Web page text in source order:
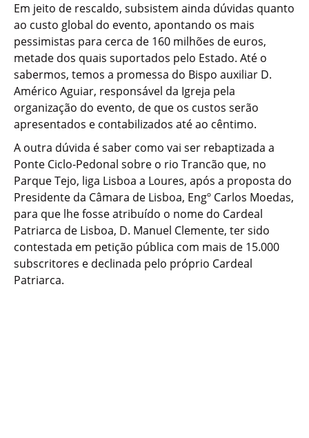
Em jeito de rescaldo, subsistem ainda dúvidas quanto
ao custo global do evento, apontando os mais
pessimistas para cerca de 160 milhões de euros,
metade dos quais suportados pelo Estado. Até o
sabermos, temos a promessa do Bispo auxiliar D.
Américo Aguiar, responsável da Igreja pela
organização do evento, de que os custos serão
apresentados e contabilizados até ao cêntimo.
A outra dúvida é saber como vai ser rebaptizada a
Ponte Ciclo-Pedonal sobre o rio Trancão que, no
Parque Tejo, liga Lisboa a Loures, após a proposta do
Presidente da Câmara de Lisboa, Engº Carlos Moedas,
para que lhe fosse atribuído o nome do Cardeal
Patriarca de Lisboa, D. Manuel Clemente, ter sido
contestada em petição pública com mais de 15.000
subscritores e declinada pelo próprio Cardeal
Patriarca.